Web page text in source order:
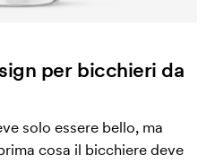
per bicchieri da
solo essere bello, ma
cosa il bicchiere deve